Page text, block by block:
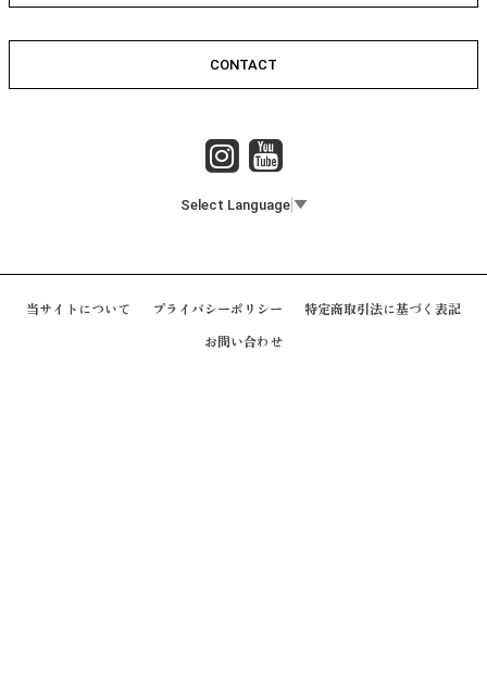
CONTACT
Select Language ▼
当サイトについて プライバシーポリシー 特定商取引法に基づく表記
お問い合わせ